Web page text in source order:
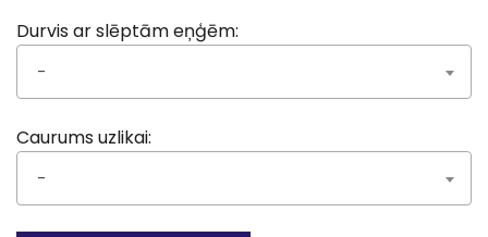
Durvis ar slēptām eņģēm:
-
Caurums uzlikai:
-